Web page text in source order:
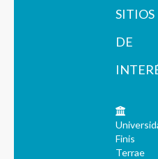
SITIOS
DE
Finis
Terrae